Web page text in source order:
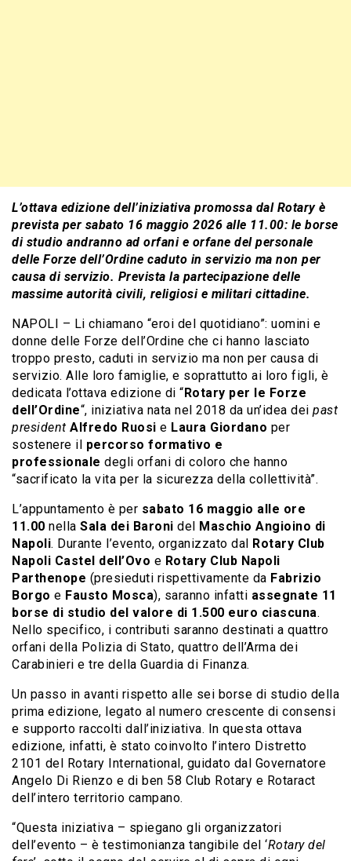
L’ottava edizione dell’iniziativa promossa dal Rotary è
prevista per sabato 16 maggio 2026 alle 11.00: le borse
di studio andranno ad orfani e orfane del personale
delle Forze dell’Ordine caduto in servizio ma non per
causa di servizio. Prevista la partecipazione delle
massime autorità civili, religiosi e militari cittadine.
NAPOLI – Li chiamano “eroi del quotidiano”: uomini e
donne delle Forze dell’Ordine che ci hanno lasciato
troppo presto, caduti in servizio ma non per causa di
servizio. Alle loro famiglie, e soprattutto ai loro figli, è
dedicata l’ottava edizione di “Rotary per le Forze
dell’Ordine“, iniziativa nata nel 2018 da un’idea dei past
president Alfredo Ruosi e Laura Giordano per
sostenere il percorso formativo e
professionale degli orfani di coloro che hanno
“sacrificato la vita per la sicurezza della collettività”.
L’appuntamento è per sabato 16 maggio alle ore
11.00 nella Sala dei Baroni del Maschio Angioino di
Napoli. Durante l’evento, organizzato dal Rotary Club
Napoli Castel dell’Ovo e Rotary Club Napoli
Parthenope (presieduti rispettivamente da Fabrizio
Borgo e Fausto Mosca), saranno infatti assegnate 11
borse di studio del valore di 1.500 euro ciascuna.
Nello specifico, i contributi saranno destinati a quattro
orfani della Polizia di Stato, quattro dell’Arma dei
Carabinieri e tre della Guardia di Finanza.
Un passo in avanti rispetto alle sei borse di studio della
prima edizione, legato al numero crescente di consensi
e supporto raccolti dall’iniziativa. In questa ottava
edizione, infatti, è stato coinvolto l’intero Distretto
2101 del Rotary International, guidato dal Governatore
Angelo Di Rienzo e di ben 58 Club Rotary e Rotaract
dell’intero territorio campano.
“Questa iniziativa – spiegano gli organizzatori
dell’evento – è testimonianza tangibile del ‘Rotary del